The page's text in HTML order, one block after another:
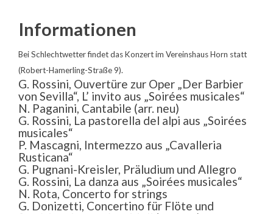
Informationen
Bei Schlechtwetter findet das Konzert im Vereinshaus Horn statt
(Robert-Hamerling-Straße 9).
G. Rossini, Ouvertüre zur Oper „Der Barbier
von Sevilla“, L’ invito aus „Soirées musicales“
N. Paganini, Cantabile (arr. neu)
G. Rossini, La pastorella del alpi aus „Soirées
musicales“
P. Mascagni, Intermezzo aus „Cavalleria
Rusticana“
G. Pugnani-Kreisler, Präludium und Allegro
G. Rossini, La danza aus „Soirées musicales“
N. Rota, Concerto for strings
G. Donizetti, Concertino für Flöte und